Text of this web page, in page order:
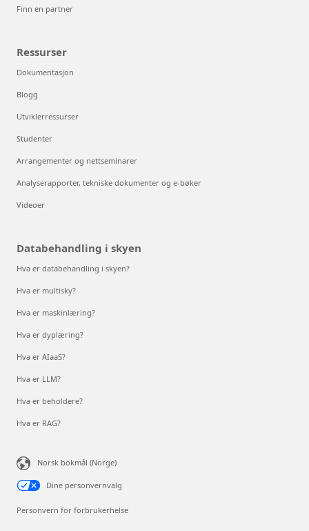
Finn en partner
Ressurser
Dokumentasjon
Blogg
Utviklerressurser
Studenter
Arrangementer og nettseminarer
Analyserapporter, tekniske dokumenter og e-bøker
Videoer
Databehandling i skyen
Hva er databehandling i skyen?
Hva er multisky?
Hva er maskinlæring?
Hva er dyplæring?
Hva er AIaaS?
Hva er LLM?
Hva er beholdere?
Hva er RAG?
Norsk bokmål (Norge)
Dine personvernvalg
Personvern for forbrukerhelse